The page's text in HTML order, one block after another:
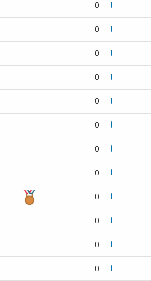
0
0
0
0
0
0
0
0
0
0
0
0